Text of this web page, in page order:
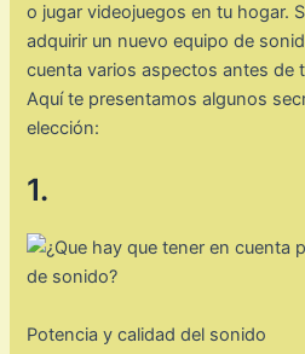
o jugar videojuegos en tu hogar.
adquirir un nuevo equipo de
cuenta varios aspectos antes de
Aquí te presentamos algunos
elección:
1.
Potencia y calidad del sonido